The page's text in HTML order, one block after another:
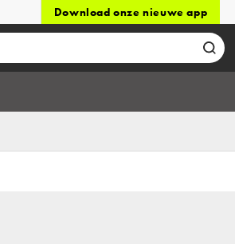
Download onze nieuwe app